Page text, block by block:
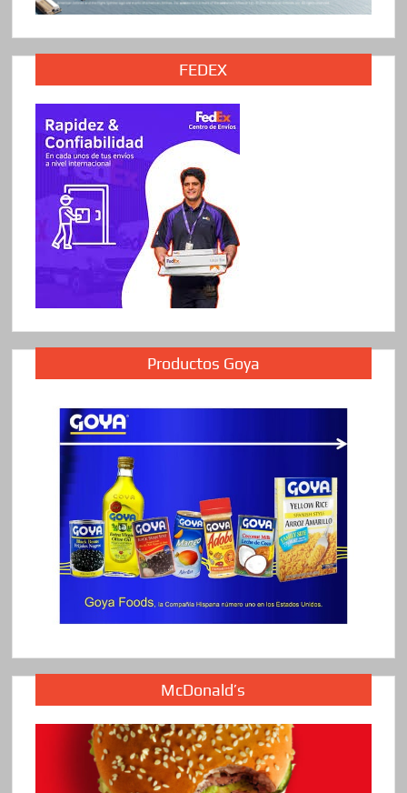
FEDEX
Productos Goya
McDonald’s